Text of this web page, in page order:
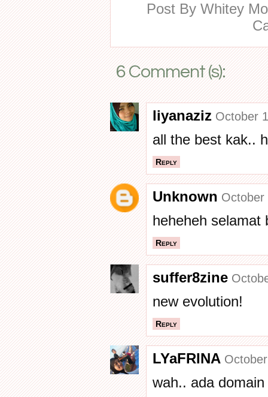
Post By Whitey
6 Comment (s):
liyanaziz October
all the best kak..
Reply
Unknown October
heheheh selamat
Reply
suffer8zine
new evolution!
Reply
LYaFRINA
wah.. ada